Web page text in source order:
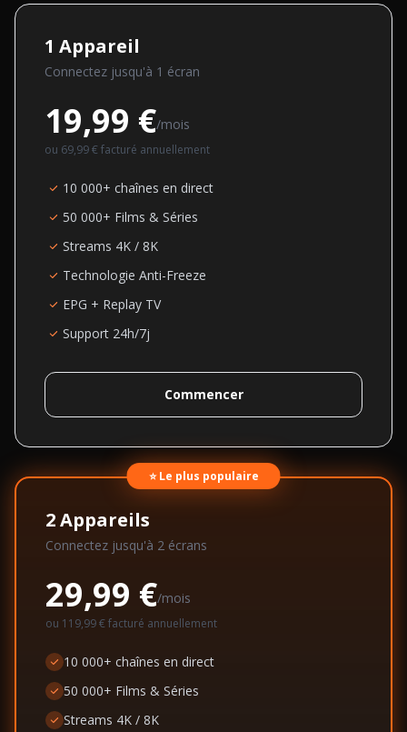
1 Appareil
Connectez jusqu'à 1 écran
19,99 €/mois
ou 69,99 € facturé annuellement
10 000+ chaînes en direct
50 000+ Films & Séries
Streams 4K / 8K
Technologie Anti-Freeze
EPG + Replay TV
Support 24h/7j
Commencer
⭐ Le plus populaire
2Appareils
Connectez jusqu'à 2 écrans
29,99 €/mois
ou 119,99 €facturé annuellement
10 000+ chaînes en direct
50 000+ Films & Séries
Streams 4K / 8K